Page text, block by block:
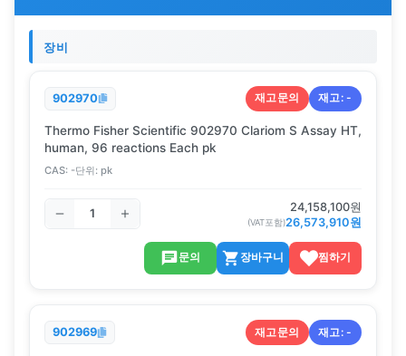
장비
902970 재고문의 재고:-
Thermo Fisher Scientific 902970 Clariom S Assay HT,
human, 96 reactions Each pk
CAS: -단위: pk
24,158,100원
(VAT포함)26,573,910원
문의 장바구니 찜하기
902969 재고문의 재고:-